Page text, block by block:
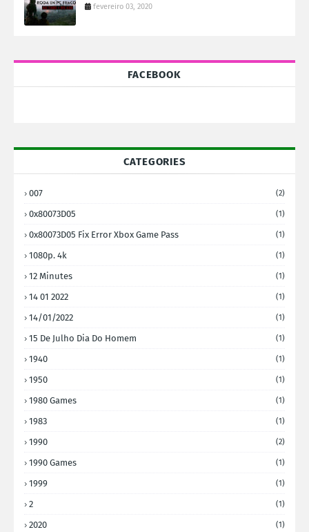
fevereiro 03, 2020
FACEBOOK
CATEGORIES
007 (2)
0x80073D05 (1)
0x80073D05 Fix Error Xbox Game Pass (1)
1080p. 4k (1)
12 Minutes (1)
14 01 2022 (1)
14/01/2022 (1)
15 De Julho Dia Do Homem (1)
1940 (1)
1950 (1)
1980 Games (1)
1983 (1)
1990 (2)
1990 Games (1)
1999 (1)
2 (1)
2020 (1)